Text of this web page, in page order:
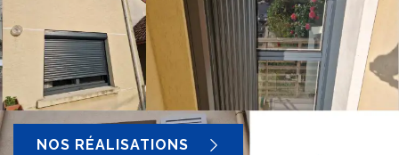
NOS RÉALISATIONS